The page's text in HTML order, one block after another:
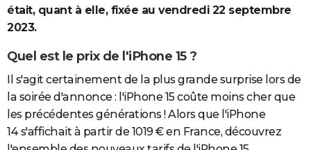
était, quant à elle, fixée au vendredi 22 septembre
2023.
Quel est le prix de l'iPhone 15 ?
Il s'agit certainement de la plus grande surprise lors de
la soirée d'annonce : l'iPhone 15 coûte moins cher que
les précédentes générations ! Alors que l'iPhone
14 s'affichait à partir de 1019 € en France, découvrez